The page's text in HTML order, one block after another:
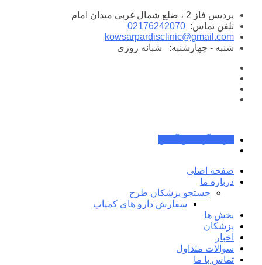
پرش
محتوا
پردیس فاز 2 ، ضلع شمال غربی میدان امام
تلفن تماس: 02176242070
kowsarpardisclinic@gmail.com
شنبه - چهارشنبه:
شبانه روزی
صفحه اصلی
درباره ما
جستجو پزشکان طرح
سفارش دارو های کمیاب
بخش ها
پزشکان
اخبار
سوالات متداول
تماس با ما